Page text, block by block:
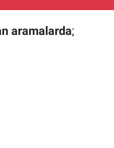
aramalarda;